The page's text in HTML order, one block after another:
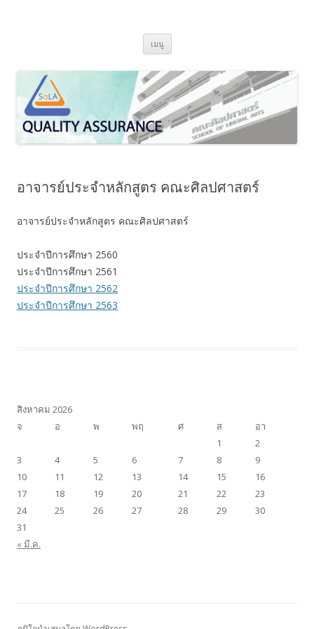
เมนู ข้ามไปยังเนื้อหา
อาจารย์ประจำหลักสูตร คณะศิลปศาสตร์
อาจารย์ประจำหลักสูตร คณะศิลปศาสตร์
ประจำปีการศึกษา 2560
ประจำปีการศึกษา 2561
ประจำปีการศึกษา 2562
ประจำปีการศึกษา 2563
สิงหาคม 2026
จ
อ พ พฤ ศ ส อา
« มี.ค.
1
2
3
4 5 6 7 8
9
10
11 12 13 14 15
16
17
18 19 20 21 22
23
24
25 26 27 28 29
30
31